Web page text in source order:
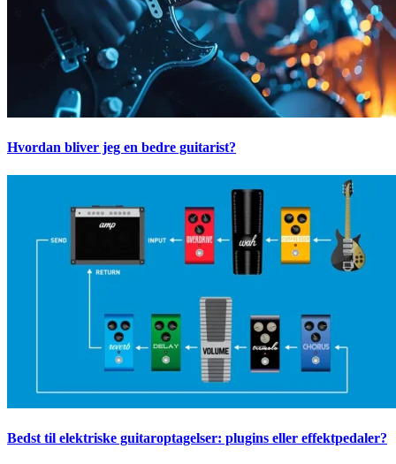
Hvordan bliver jeg en bedre guitarist?
Bedst til elektriske guitaroptagelser: plugins eller effektpedaler?